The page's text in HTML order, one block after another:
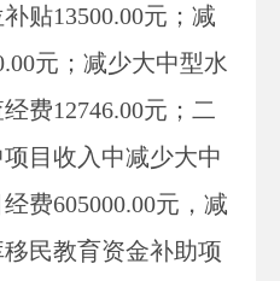
贴13500.00元；减
元；减少大中型水
费12746.00元；二
目收入中减少大中
费605000.00元，减
民教育资金补助项